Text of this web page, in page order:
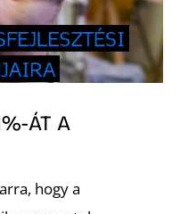
ÁT A
hogy a